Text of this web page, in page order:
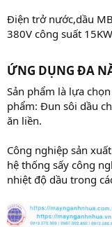
Điện trở nước,dầu
380V công suất 15KW
ỨNG DỤNG ĐA
Sản phẩm là lựa
phẩm: Đun sôi dầu
ăn liền.
Công nghiệp sản
hệ thống sấy công
nhiệt độ dầu trong